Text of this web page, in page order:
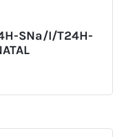
SNa/I/T24H-